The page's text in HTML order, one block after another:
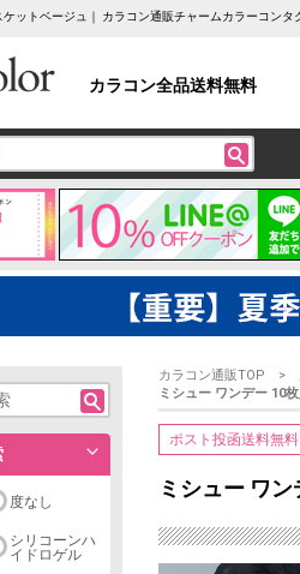
ットベージュ｜ カラコン通販チャームカラーコンタ
カラコン全品送料無料
度なし
シリコーンハ
イドロゲル
カラコン通販TOP
ミシュー ワンデー 10
ポスト投函送料無料
ミシュー ワ